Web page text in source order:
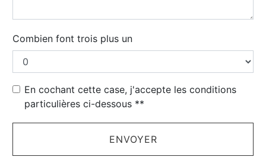
Combien font trois plus un
En cochant cette case, j'accepte les conditions
particulières ci-dessous **
ENVOYER